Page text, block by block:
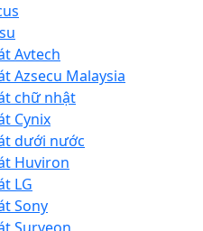
Avtech
Azsecu Malaysia
chữ nhật
Cynix
dưới nước
Huviron
LG
Sony